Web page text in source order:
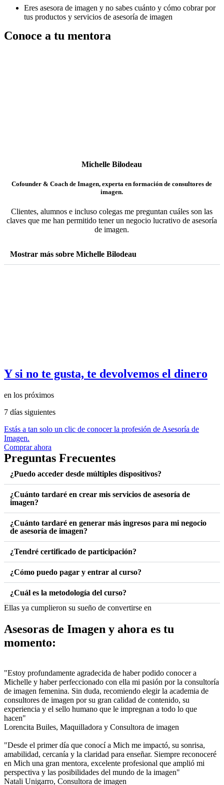
Eres asesora de imagen y no sabes cuánto y cómo cobrar por
tus productos y servicios de asesoría de imagen
Conoce a tu mentora
Michelle Bilodeau
Cofounder & Coach de Imagen, experta en formación de consultores de
imagen.
Clientes, alumnos e incluso colegas me preguntan cuáles son las
claves que me han permitido tener un negocio lucrativo de asesoría
de imagen.
Mostrar más sobre Michelle Bilodeau
Y si no te gusta, te devolvemos el dinero
en los próximos
7 días siguientes
Estás a tan solo un clic de conocer la profesión de Asesoría de
Imagen.
Comprar ahora
Preguntas Frecuentes
¿Puedo acceder desde múltiples dispositivos?
¿Cuánto tardaré en crear mis servicios de asesoría de
imagen?
¿Cuánto tardaré en generar más ingresos para mi negocio
de asesoría de imagen?
¿Tendré certificado de participación?
¿Cómo puedo pagar y entrar al curso?
¿Cuál es la metodología del curso?
Ellas ya cumplieron su sueño de convertirse en
Asesoras de Imagen y ahora es tu
momento:
"Estoy profundamente agradecida de haber podido conocer a
Michelle y haber perfeccionado con ella mi pasión por la consultoría
de imagen femenina. Sin duda, recomiendo elegir la academia de
consultores de imagen por su gran calidad de contenido, su
experiencia y el sello humano que le impregnan a todo lo que
hacen"
Lorencita Builes, Maquilladora y Consultora de imagen
"Desde el primer día que conocí a Mich me impactó, su sonrisa,
amabilidad, cercanía y la claridad para enseñar. Siempre reconoceré
en Mich una gran mentora, excelente profesional que amplió mi
perspectiva y las posibilidades del mundo de la imagen"
Natali Unigarro, Consultora de imagen